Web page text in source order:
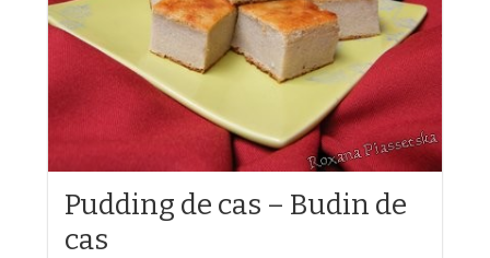
Pudding de cas – Budin de
cas